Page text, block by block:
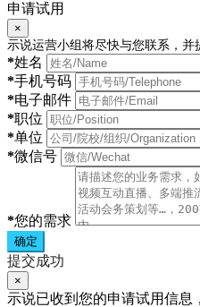
申请试用
×
示说运营小组将尽快与您联系，并
*姓名
*手机号码
*电子邮件
*职位
*单位
*微信号
*您的需求
确定
提交成功
×
示说已收到您的申请试用信息